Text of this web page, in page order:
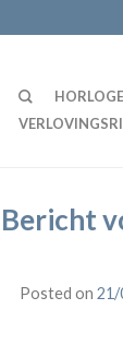
Bericht
Posted on 21/